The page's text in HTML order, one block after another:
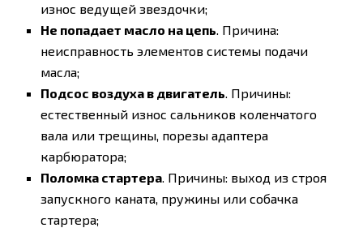
износ ведущей звездочки;
Не попадает масло на цепь. Причина:
неисправность элементов системы подачи
масла;
Подсос воздуха в двигатель. Причины:
естественный износ сальников коленчатого
вала или трещины, порезы адаптера
карбюратора;
Поломка стартера. Причины: выход из строя
запускного каната, пружины или собачка
стартера;